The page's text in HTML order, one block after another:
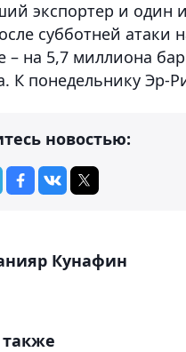
экспортер и один
субботней атаки
– на 5,7 миллиона
К понедельнику Эр-
новостью:
Кунафин